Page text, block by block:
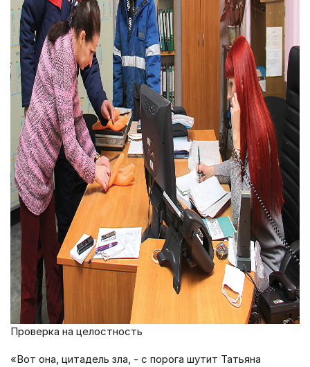
Проверка на целостность
«Вот она, цитадель зла, - с порога шутит Татьяна